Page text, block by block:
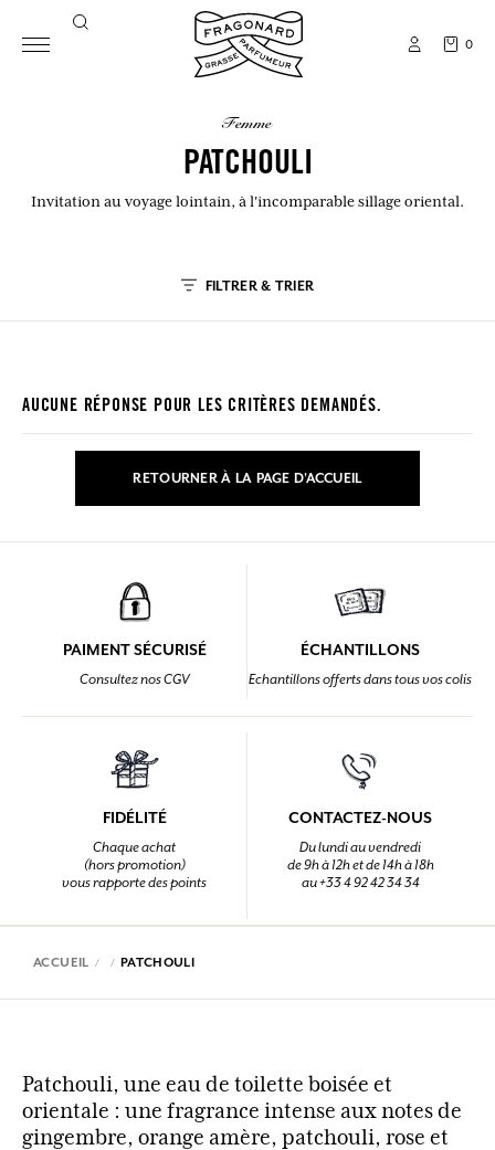
0
femme
PATCHOULI
Invitation au voyage lointain, à l'incomparable sillage oriental.
FILTRER & TRIER
AUCUNE RÉPONSE POUR LES CRITÈRES DEMANDÉS.
RETOURNER À LA PAGE D'ACCUEIL
PAIMENT SÉCURISÉ
Consultez nos CGV
ÉCHANTILLONS
Echantillons offerts dans tous vos colis
FIDÉLITÉ
Chaque achat
(hors promotion)
vous rapporte des points
CONTACTEZ-NOUS
Du lundi au vendredi
de 9h à 12h et de 14h à 18h
au +33 4 92 42 34 34
ACCUEIL PATCHOULI
Patchouli, une eau de toilette boisée et
orientale : une fragrance intense aux notes de
gingembre, orange amère, patchouli, rose et